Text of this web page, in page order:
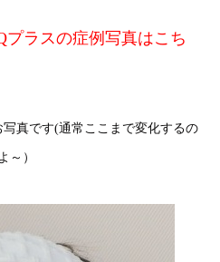
プラスの症例写真はこち
真です(通常ここまで変化するの
～）